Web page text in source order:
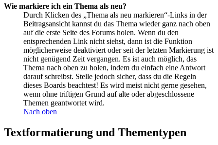
Wie markiere ich ein Thema als neu?
Durch Klicken des „Thema als neu markieren“-Links in der
Beitragsansicht kannst du das Thema wieder ganz nach oben
auf die erste Seite des Forums holen. Wenn du den
entsprechenden Link nicht siehst, dann ist die Funktion
möglicherweise deaktiviert oder seit der letzten Markierung ist
nicht genügend Zeit vergangen. Es ist auch möglich, das
Thema nach oben zu holen, indem du einfach eine Antwort
darauf schreibst. Stelle jedoch sicher, dass du die Regeln
dieses Boards beachtest! Es wird meist nicht gerne gesehen,
wenn ohne triftigen Grund auf alte oder abgeschlossene
Themen geantwortet wird.
Nach oben
Textformatierung und Thementypen